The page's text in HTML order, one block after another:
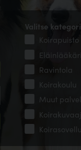
Valitse
Koirapuisto
Eläinlääkäri
Ravintola
Koirakoulu
Muut